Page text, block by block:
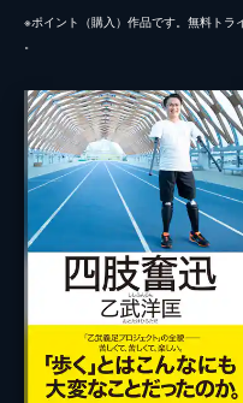
※ポイント（購⼊）作品です。無料トラ